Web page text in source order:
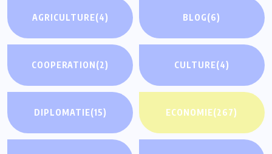
AGRICULTURE(4) BLOG(6)
COOPERATION(2) CULTURE(4)
DIPLOMATIE(15) ECONOMIE(267)